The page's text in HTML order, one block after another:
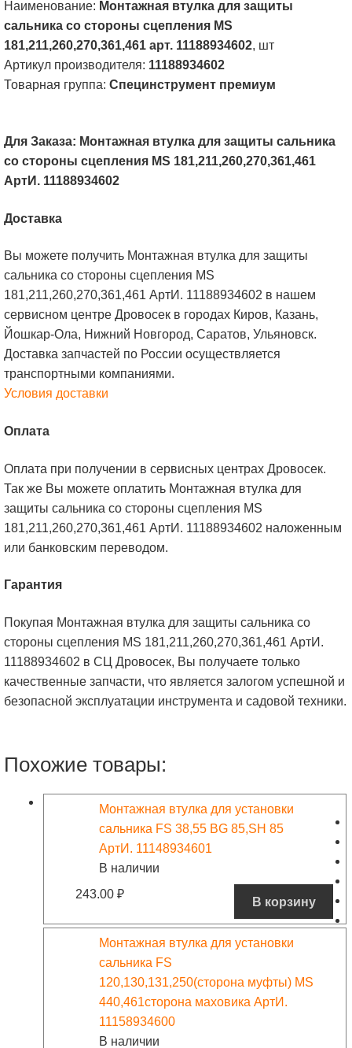
11188934602
Наименование: Монтажная втулка для защиты
сальника со стороны сцепления MS
181,211,260,270,361,461 арт. 11188934602, шт
Артикул производителя: 11188934602
Товарная группа: Специнструмент премиум
Для Заказа: Монтажная втулка для защиты сальника
со стороны сцепления MS 181,211,260,270,361,461
АртИ. 11188934602
Доставка
Вы можете получить Монтажная втулка для защиты
сальника со стороны сцепления MS
181,211,260,270,361,461 АртИ. 11188934602 в нашем
сервисном центре Дровосек в городах Киров, Казань,
Йошкар-Ола, Нижний Новгород, Саратов, Ульяновск.
Доставка запчастей по России осуществляется
транспортными компаниями.
Условия доставки
Оплата
Оплата при получении в сервисных центрах Дровосек.
Так же Вы можете оплатить Монтажная втулка для
защиты сальника со стороны сцепления MS
181,211,260,270,361,461 АртИ. 11188934602 наложенным
или банковским переводом.
Гарантия
Покупая Монтажная втулка для защиты сальника со
стороны сцепления MS 181,211,260,270,361,461 АртИ.
11188934602 в СЦ Дровосек, Вы получаете только
качественные запчасти, что является залогом успешной и
безопасной эксплуатации инструмента и садовой техники.
Похожие товары:
Монтажная втулка для установки
сальника FS 38,55 BG 85,SH 85
АртИ. 11148934601
В наличии
243.00 ₽
В корзину
Монтажная втулка для установки
сальника FS
120,130,131,250(сторона муфты) MS
440,461сторона маховика АртИ.
11158934600
В наличии